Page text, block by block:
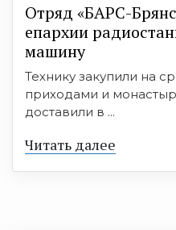
Отряд «БАРС-
епархии
машину
Технику закупили на
приходами и
доставили в ...
Читать далее